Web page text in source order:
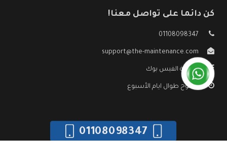
كن دائما على تواصل معنا!
01108098347
support@the-maintenance.com
صفحة الفيس بوك
مفتوح طوال ايام الأسبوع
01108098347